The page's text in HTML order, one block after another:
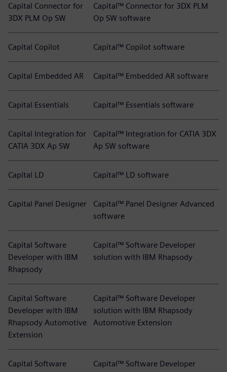
Capital Connector for
3DX PLM Op SW
Capital™ Connector for 3DX PLM
Op SW software
Capital Copilot Capital™ Copilot software
Capital Embedded AR Capital™ Embedded AR software
Capital Essentials Capital™ Essentials software
Capital Integration for
CATIA 3DX Ap SW
Capital™ Integration for CATIA 3DX
Ap SW software
Capital LD Capital™ LD software
Capital Panel Designer
Capital™ Panel Designer Advanced
software
Capital Software
Developer with IBM
Rhapsody
Capital™ Software Developer
solution with IBM Rhapsody
Capital Software
Developer with IBM
Rhapsody Automotive
Extension
Capital™ Software Developer
solution with IBM Rhapsody
Automotive Extension
Capital Software
Capital™ Software Developer